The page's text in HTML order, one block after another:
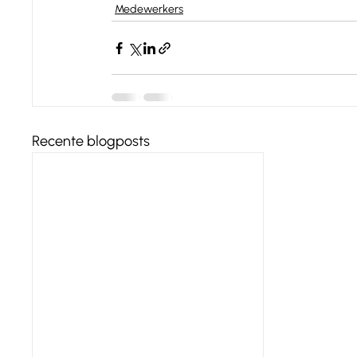
Medewerkers
Recente blogposts